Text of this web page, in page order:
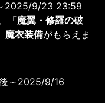
2025/9/23 23:59
「魔翼・修羅の破
魔衣装備がもらえま
～2025/9/16